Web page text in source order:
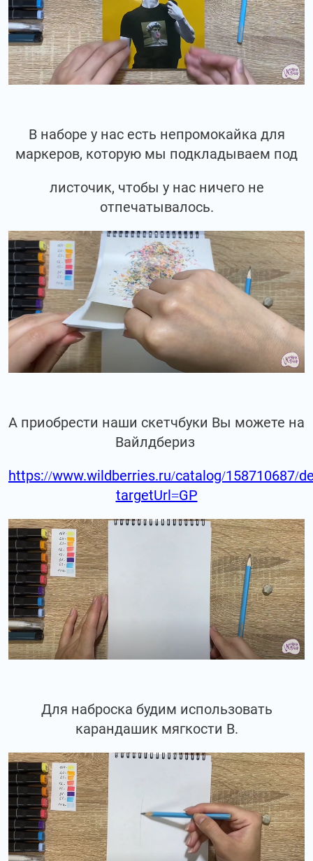
В наборе у нас есть непромокайка для
маркеров, которую мы подкладываем под
листочик, чтобы у нас ничего не
отпечатывалось.
А приобрести наши скетчбуки Вы можете на
Вайлдбериз
https://www.wildberries.ru/catalog/158710687/
targetUrl=GP
Для наброска будим использовать
карандашик мягкости В.